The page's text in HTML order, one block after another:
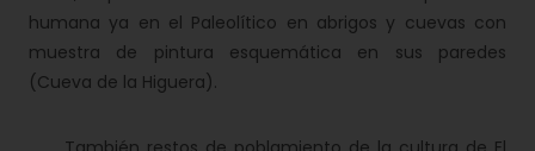
humana ya en el Paleolítico en abrigos y cuevas con
muestra de pintura esquemática en sus paredes
(Cueva de la Higuera).